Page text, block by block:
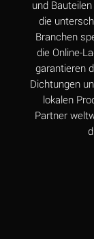
und
die
Branchen
die Online-
garantieren
Dichtungen
lokalen
Partner